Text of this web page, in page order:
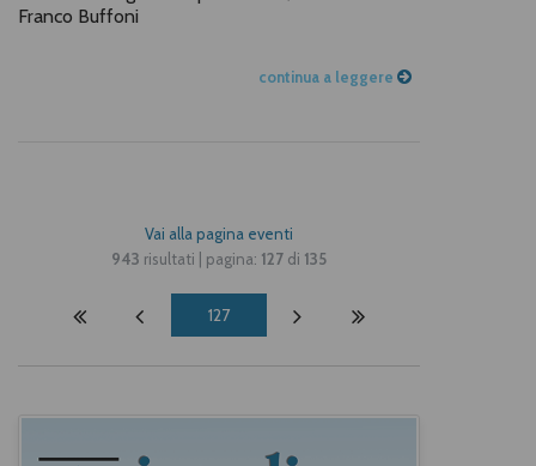
Franco Buffoni
continua a leggere
Vai alla pagina eventi
943 risultati | pagina: 127 di 135
127